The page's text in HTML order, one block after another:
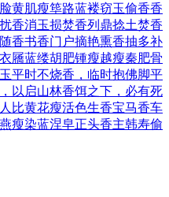
脸黄肌瘦筚路蓝褛窃玉偷香香
香消玉损焚香列鼎捻土焚香
香书香门户摘艳熏香抽多补
衣屩蓝缕胡肥锺瘦越瘦秦肥骨
平时不烧香，临时抱佛脚平
以启山林香饵之下，必有死
人比黄花瘦活色生香宝马香车
瘦染蓝涅皁正头香主韩寿偷